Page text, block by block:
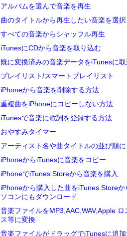
アルバムを選んで音楽を再生
曲のタイトルから再生したい音楽を選択
すべての音楽からシャッフル再生
iTunesにCDから音楽を取り込む
既に変換済みの音楽データをiTunesに
プレイリスト/スマートプレイリスト
iPhoneから音楽を削除する方法
重複曲をiPhoneにコピーしない方法
iTunesで音楽に歌詞を登録する方法
おやすみタイマー
アーティスト名や曲タイトルの並び順に
iPhoneからiTunesに音楽をコピー
iPhoneでiTunes Storeから音楽を購入
iPhoneから購入した曲をiTunes Storeか
ソコンにもダウンロード
音楽ファイルをMP3,AAC,WAV,Apple ロ
ス等に変換
音楽ファイルがドラッグでiTunesに追加